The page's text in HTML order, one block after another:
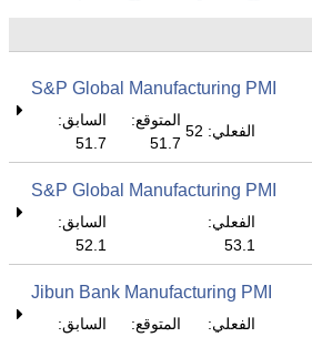
S&P Global Manufacturing PMI
الفعلي: 52
المتوقع:
51.7
السابق:
51.7
S&P Global Manufacturing PMI
الفعلي:
53.1
السابق:
52.1
Jibun Bank Manufacturing PMI
الفعلي:
المتوقع:
السابق: